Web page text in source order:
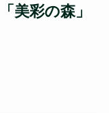
美彩の森」